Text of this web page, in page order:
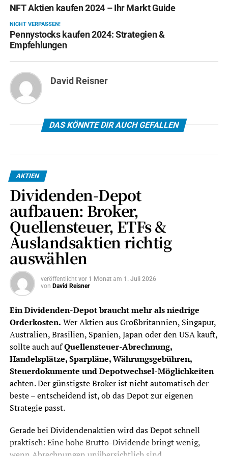
NFT Aktien kaufen 2024 – Ihr Markt Guide
NICHT VERPASSEN!
Pennystocks kaufen 2024: Strategien &
Empfehlungen
David Reisner
DAS KÖNNTE DIR AUCH GEFALLEN
AKTIEN
Dividenden-Depot
aufbauen: Broker,
Quellensteuer, ETFs &
Auslandsaktien richtig
auswählen
veröffentlicht vor 1 Monat am 1. Juli 2026
von David Reisner
Ein Dividenden-Depot braucht mehr als niedrige
Orderkosten. Wer Aktien aus Großbritannien, Singapur,
Australien, Brasilien, Spanien, Japan oder den USA kauft,
sollte auch aufQuellensteuer-Abrechnung,
Handelsplätze, Sparpläne, Währungsgebühren,
Steuerdokumente und Depotwechsel-Möglichkeiten
achten. Der günstigste Broker ist nicht automatisch der
beste – entscheidend ist, ob das Depot zur eigenen
Strategie passt.
Gerade bei Dividendenaktien wird das Depot schnell
praktisch: Eine hohe Brutto-Dividende bringt wenig,